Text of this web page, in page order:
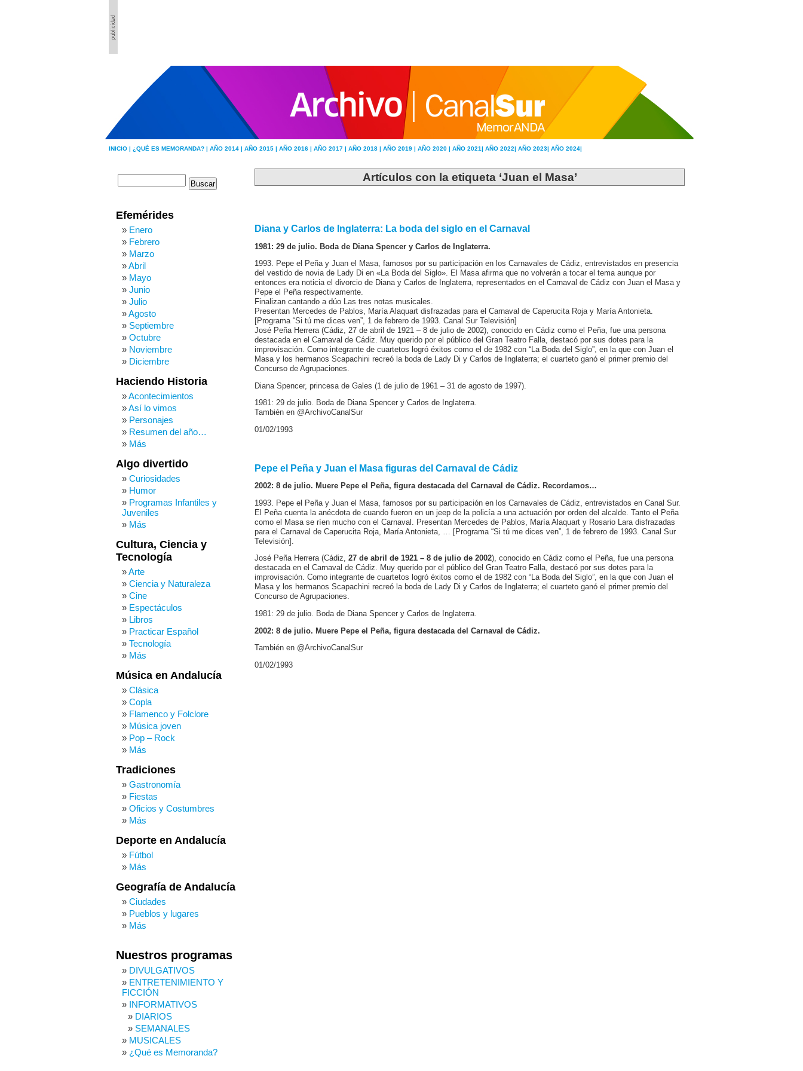
INICIO | ¿QUÉ ES MEMORANDA? | AÑO 2014 | AÑO 2015 | AÑO 2016 | AÑO 2017 | AÑO 2018 | AÑO 2019 | AÑO 2020 | AÑO 2021| AÑO 2022| AÑO 2023| AÑO 2024|
Artículos con la etiqueta ‘Juan el Masa’
Diana y Carlos de Inglaterra: La boda del siglo en el Carnaval
1981: 29 de julio. Boda de Diana Spencer y Carlos de Inglaterra.
1993. Pepe el Peña y Juan el Masa, famosos por su participación en los Carnavales de Cádiz, entrevistados en presencia
del vestido de novia de Lady Di en «La Boda del Siglo». El Masa afirma que no volverán a tocar el tema aunque por
entonces era noticia el divorcio de Diana y Carlos de Inglaterra, representados en el Carnaval de Cádiz con Juan el Masa y
Pepe el Peña respectivamente.
Finalizan cantando a dúo Las tres notas musicales.
Presentan Mercedes de Pablos, María Alaquart disfrazadas para el Carnaval de Caperucita Roja y María Antonieta.
[Programa “Si tú me dices ven”, 1 de febrero de 1993. Canal Sur Televisión]
José Peña Herrera (Cádiz, 27 de abril de 1921 – 8 de julio de 2002), conocido en Cádiz como el Peña, fue una persona
destacada en el Carnaval de Cádiz. Muy querido por el público del Gran Teatro Falla, destacó por sus dotes para la
improvisación. Como integrante de cuartetos logró éxitos como el de 1982 con “La Boda del Siglo”, en la que con Juan el
Masa y los hermanos Scapachini recreó la boda de Lady Di y Carlos de Inglaterra; el cuarteto ganó el primer premio del
Concurso de Agrupaciones.
Diana Spencer, princesa de Gales (1 de julio de 1961 – 31 de agosto de 1997).
1981: 29 de julio. Boda de Diana Spencer y Carlos de Inglaterra.
También en @ArchivoCanalSur
01/02/1993
Pepe el Peña y Juan el Masa figuras del Carnaval de Cádiz
2002: 8 de julio. Muere Pepe el Peña, figura destacada del Carnaval de Cádiz. Recordamos…
1993. Pepe el Peña y Juan el Masa, famosos por su participación en los Carnavales de Cádiz, entrevistados en Canal Sur.
El Peña cuenta la anécdota de cuando fueron en un jeep de la policía a una actuación por orden del alcalde. Tanto el Peña
como el Masa se ríen mucho con el Carnaval. Presentan Mercedes de Pablos, María Alaquart y Rosario Lara disfrazadas
para el Carnaval de Caperucita Roja, María Antonieta, … [Programa “Si tú me dices ven”, 1 de febrero de 1993. Canal Sur
Televisión].
José Peña Herrera (Cádiz, 27 de abril de 1921 – 8 de julio de 2002), conocido en Cádiz como el Peña, fue una persona
destacada en el Carnaval de Cádiz. Muy querido por el público del Gran Teatro Falla, destacó por sus dotes para la
improvisación. Como integrante de cuartetos logró éxitos como el de 1982 con “La Boda del Siglo”, en la que con Juan el
Masa y los hermanos Scapachini recreó la boda de Lady Di y Carlos de Inglaterra; el cuarteto ganó el primer premio del
Concurso de Agrupaciones.
1981: 29 de julio. Boda de Diana Spencer y Carlos de Inglaterra.
2002: 8 de julio. Muere Pepe el Peña, figura destacada del Carnaval de Cádiz.
También en @ArchivoCanalSur
01/02/1993
Efemérides
Enero
Febrero
Marzo
Abril
Mayo
Junio
Julio
Agosto
Septiembre
Octubre
Noviembre
Diciembre
Haciendo Historia
Acontecimientos
Así lo vimos
Personajes
Resumen del año…
Más
Algo divertido
Curiosidades
Humor
Programas Infantiles y
Juveniles
Más
Cultura, Ciencia y
Tecnología
Arte
Ciencia y Naturaleza
Cine
Espectáculos
Libros
Practicar Español
Tecnología
Más
Música en Andalucía
Clásica
Copla
Flamenco y Folclore
Música joven
Pop – Rock
Más
Tradiciones
Gastronomía
Fiestas
Oficios y Costumbres
Más
Deporte en Andalucía
Fútbol
Más
Geografía de Andalucía
Ciudades
Pueblos y lugares
Más
Nuestros programas
DIVULGATIVOS
ENTRETENIMIENTO Y
FICCIÓN
INFORMATIVOS
DIARIOS
SEMANALES
MUSICALES
¿Qué es Memoranda?